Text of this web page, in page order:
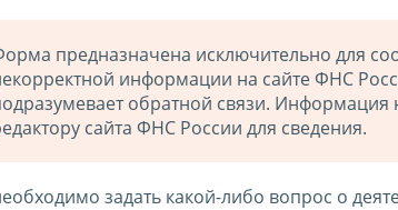
предназначена исключительно для
информации на сайте ФНС
обратной связи. Информация
сайта ФНС России для сведения.
задать какой-либо вопрос о